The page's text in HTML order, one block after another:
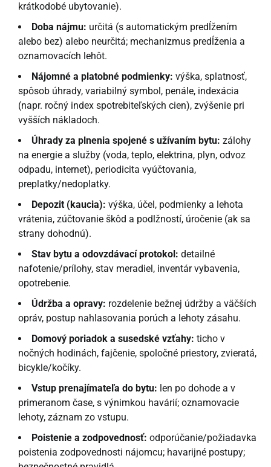
krátkodobé ubytovanie).
Doba nájmu: určitá (s automatickým predĺžením
alebo bez) alebo neurčitá; mechanizmus predĺženia a
oznamovacích lehôt.
Nájomné a platobné podmienky: výška, splatnosť,
spôsob úhrady, variabilný symbol, penále, indexácia
(napr. ročný index spotrebiteľských cien), zvýšenie pri
vyšších nákladoch.
Úhrady za plnenia spojené s užívaním bytu: zálohy
na energie a služby (voda, teplo, elektrina, plyn, odvoz
odpadu, internet), periodicita vyúčtovania,
preplatky/nedoplatky.
Depozit (kaucia): výška, účel, podmienky a lehota
vrátenia, zúčtovanie škôd a podlžností, úročenie (ak sa
strany dohodnú).
Stav bytu a odovzdávací protokol: detailné
nafotenie/prílohy, stav meradiel, inventár vybavenia,
opotrebenie.
Údržba a opravy: rozdelenie bežnej údržby a väčších
opráv, postup nahlasovania porúch a lehoty zásahu.
Domový poriadok a susedské vzťahy: ticho v
nočných hodinách, fajčenie, spoločné priestory, zvieratá,
bicykle/kočíky.
Vstup prenajímateľa do bytu: len po dohode a v
primeranom čase, s výnimkou havárií; oznamovacie
lehoty, záznam zo vstupu.
Poistenie a zodpovednosť: odporúčanie/požiadavka
poistenia zodpovednosti nájomcu; havarijné postupy;